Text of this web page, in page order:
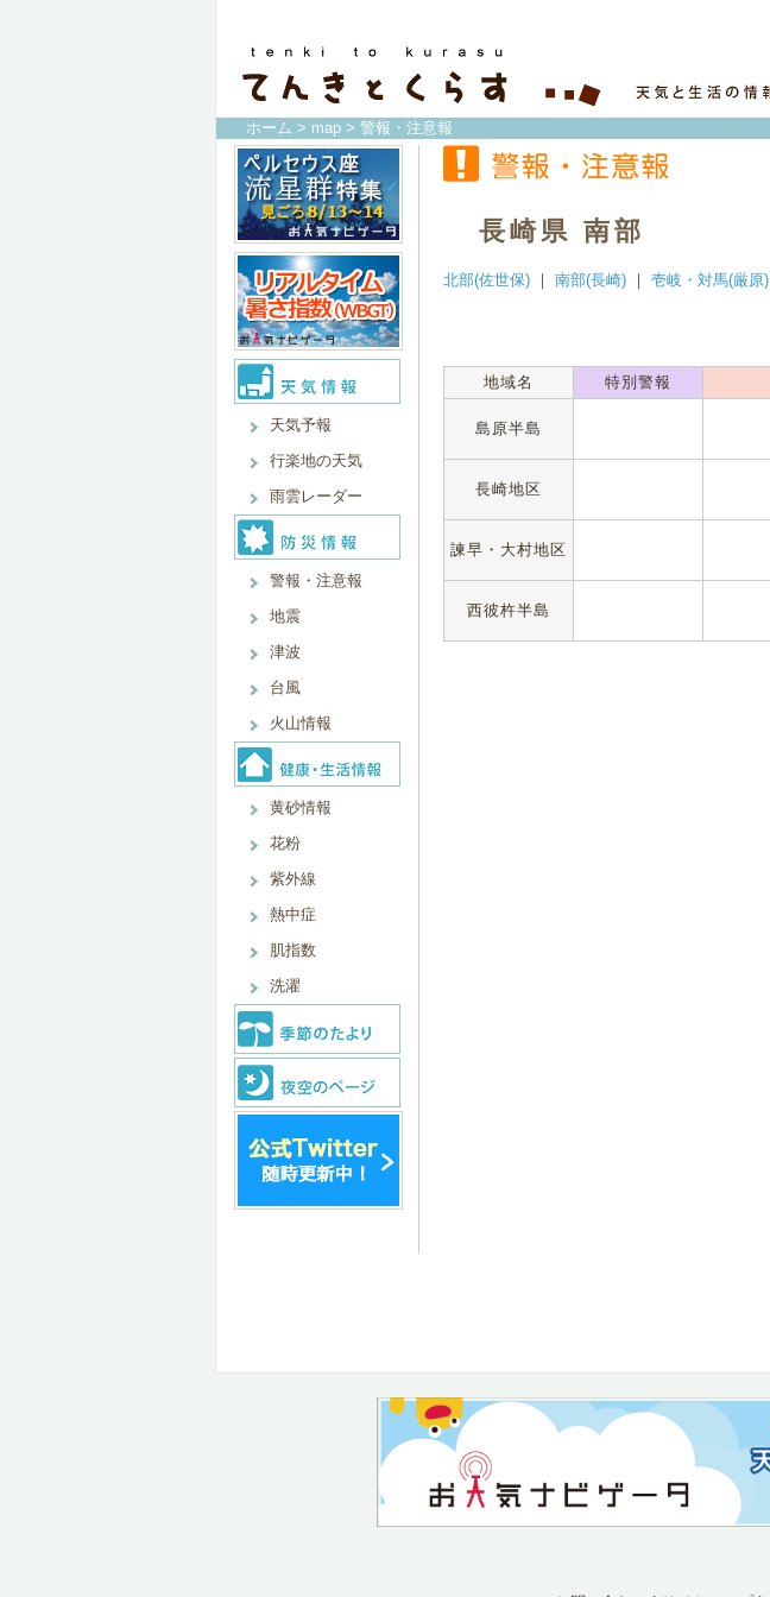
ホーム > map > 警報・注意報
天気予報
行楽地の天気
雨雲レーダー
警報・注意報
地震
津波
台風
火山情報
黄砂情報
花粉
紫外線
熱中症
肌指数
洗濯
長崎県 南部
北部(佐世保) ｜ 南部(長崎) ｜ 壱岐・対馬(厳原)
地域名
特別警報
島原半島
長崎地区
諫早・大村地区
西彼杵半島